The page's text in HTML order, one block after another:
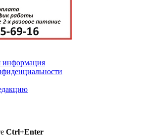
информация
Ctrl+Enter